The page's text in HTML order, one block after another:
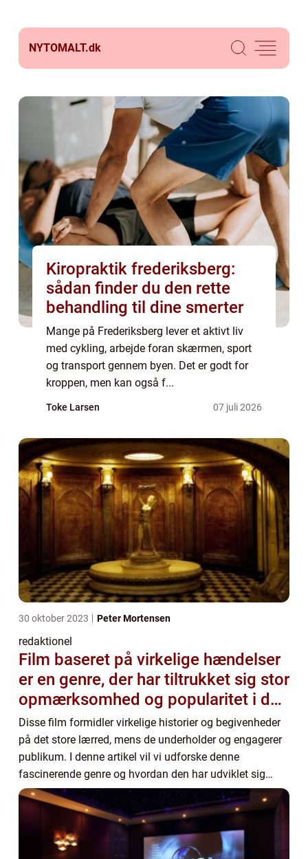
NYTOMALT.dk
Kiropraktik frederiksberg:
sådan finder du den rette
behandling til dine smerter
Mange på Frederiksberg lever et aktivt liv
med cykling, arbejde foran skærmen, sport
og transport gennem byen. Det er godt for
kroppen, men kan også f...
Toke Larsen 07 juli 2026
30 oktober 2023 Peter Mortensen
redaktionel
Film baseret på virkelige hændelser
er en genre, der har tiltrukket sig stor
opmærksomhed og popularitet i de
senere år
Disse film formidler virkelige historier og begivenheder
på det store lærred, mens de underholder og engagerer
publikum. I denne artikel vil vi udforske denne
fascinerende genre og hvordan den har udviklet sig
igennem tiden. En film baseret på virkel...